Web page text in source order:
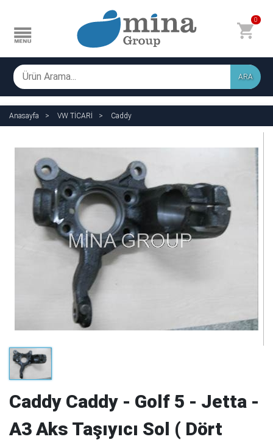
0
ARA
Anasayfa VW TİCARİ Caddy
Caddy Caddy - Golf 5 - Jetta -
A3 Aks Taşıyıcı Sol ( Dört